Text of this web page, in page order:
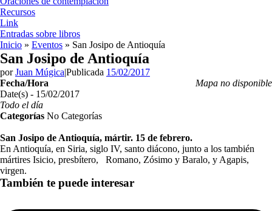
Recursos
Link
Entradas sobre libros
Inicio » Eventos » San Josipo de Antioquía
San Josipo de Antioquía
porJuan Múgica|Publicada 15/02/2017
Mapa no disponible
Fecha/Hora
Date(s) - 15/02/2017
Todo el día
Categorías No Categorías
San Josipo de Antioquía, mártir. 15 de febrero.
En Antioquía, en Siria, siglo IV, santo diácono, junto a los también
mártires Isicio, presbítero, Romano, Zósimo y Baralo, y Agapis,
virgen.
También te puede interesar